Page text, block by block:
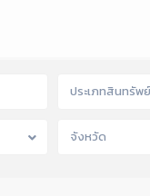
ประเภทสินทรัพย์
จังหวัด